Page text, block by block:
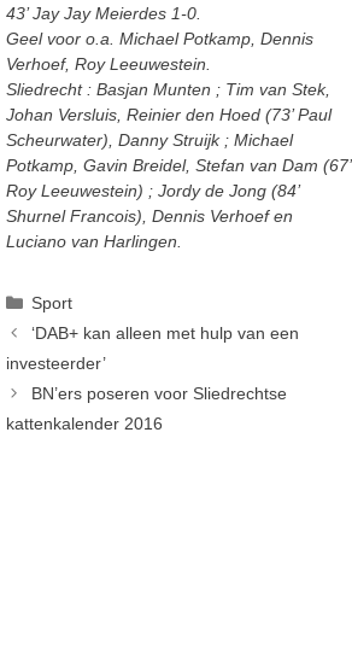
43’ Jay Jay Meierdes 1-0.
Geel voor o.a. Michael Potkamp, Dennis
Verhoef, Roy Leeuwestein.
Sliedrecht : Basjan Munten ; Tim van Stek,
Johan Versluis, Reinier den Hoed (73’ Paul
Scheurwater), Danny Struijk ; Michael
Potkamp, Gavin Breidel, Stefan van Dam (67’
Roy Leeuwestein) ; Jordy de Jong (84’
Shurnel Francois), Dennis Verhoef en
Luciano van Harlingen.
Categorieën
Sport
‘DAB+ kan alleen met hulp van een
investeerder’
BN’ers poseren voor Sliedrechtse
kattenkalender 2016